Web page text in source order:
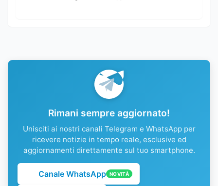
Rimani sempre aggiornato!
Unisciti ai nostri canali Telegram e WhatsApp per
ricevere notizie in tempo reale, esclusive ed
aggiornamenti direttamente sul tuo smartphone.
Canale WhatsApp NOVITÀ